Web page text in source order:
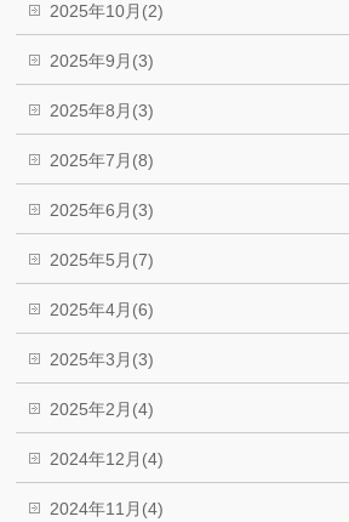
2025年10月(2)
2025年9月(3)
2025年8月(3)
2025年7月(8)
2025年6月(3)
2025年5月(7)
2025年4月(6)
2025年3月(3)
2025年2月(4)
2024年12月(4)
2024年11月(4)